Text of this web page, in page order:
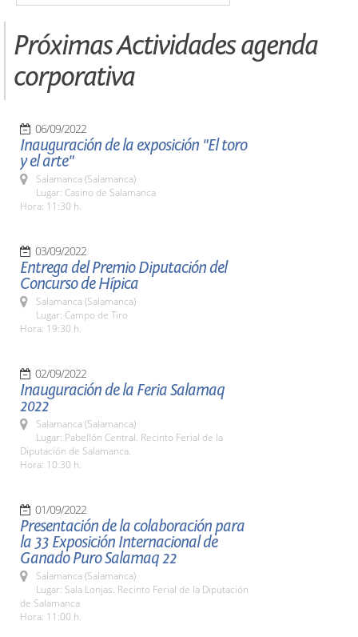
Próximas Actividades agenda
corporativa
06/09/2022
Inauguración de la exposición "El toro
y el arte"
Salamanca (Salamanca)
Lugar: Casino de Salamanca
Hora: 11:30 h.
03/09/2022
Entrega del Premio Diputación del
Concurso de Hípica
Salamanca (Salamanca)
Lugar: Campo de Tiro
Hora: 19:30 h.
02/09/2022
Inauguración de la Feria Salamaq
2022
Salamanca (Salamanca)
Lugar: Pabellón Central. Recinto Ferial de la
Diputación de Salamanca.
Hora: 10:30 h.
01/09/2022
Presentación de la colaboración para
la 33 Exposición Internacional de
Ganado Puro Salamaq 22
Salamanca (Salamanca)
Lugar: Sala Lonjas. Recinto Ferial de la Diputación
de Salamanca
Hora: 11:00 h.